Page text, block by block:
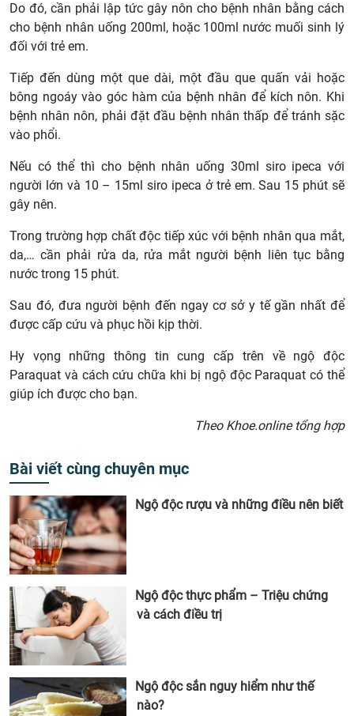
Do đó, cần phải lập tức gây nôn cho bệnh nhân bằng cách
cho bệnh nhân uống 200ml, hoặc 100ml nước muối sinh lý
đối với trẻ em.
Tiếp đến dùng một que dài, một đầu que quấn vải hoặc
bông ngoáy vào góc hàm của bệnh nhân để kích nôn. Khi
bệnh nhân nôn, phải đặt đầu bệnh nhân thấp để tránh sặc
vào phổi.
Nếu có thể thì cho bệnh nhân uống 30ml siro ipeca với
người lớn và 10 – 15ml siro ipeca ở trẻ em. Sau 15 phút sẽ
gây nên.
Trong trường hợp chất độc tiếp xúc với bệnh nhân qua mắt,
da,… cần phải rửa da, rửa mắt người bệnh liên tục bằng
nước trong 15 phút.
Sau đó, đưa người bệnh đến ngay cơ sở y tế gần nhất để
được cấp cứu và phục hồi kịp thời.
Hy vọng những thông tin cung cấp trên về ngộ độc
Paraquat và cách cứu chữa khi bị ngộ độc Paraquat có thể
giúp ích được cho bạn.
Theo Khoe.online tổng hợp
Bài viết cùng chuyên mục
Ngộ độc rượu và những điều nên biết
Ngộ độc thực phẩm – Triệu chứng
và cách điều trị
Ngộ độc sắn nguy hiểm như thế
nào?